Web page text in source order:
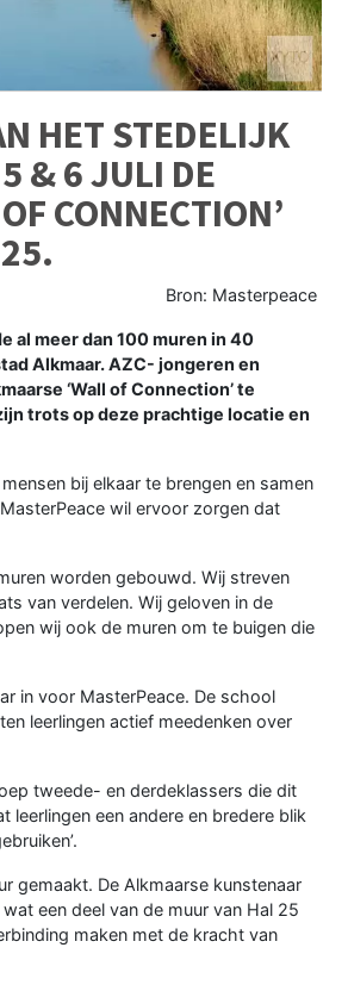
HET STEDELIJK
& 6 JULI DE
CONNECTION’
Bron: Masterpeace
al meer dan 100 muren in 40
Alkmaar. AZC- jongeren en
‘Wall of Connection’ te
trots op deze prachtige locatie en
bij elkaar te brengen en samen
wil ervoor zorgen dat
worden gebouwd. Wij streven
van verdelen. Wij geloven in de
wij ook de muren om te buigen die
in voor MasterPeace. De school
leerlingen actief meedenken over
tweede- en derdeklassers die dit
een andere en bredere blik
gemaakt. De Alkmaarse kunstenaar
een deel van de muur van Hal 25
maken met de kracht van